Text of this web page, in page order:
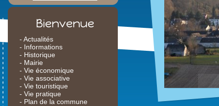
Bienvenue
- Actualités
- Informations
- Historique
- Mairie
- Vie économique
- Vie associative
- Vie touristique
- Vie pratique
- Plan de la commune